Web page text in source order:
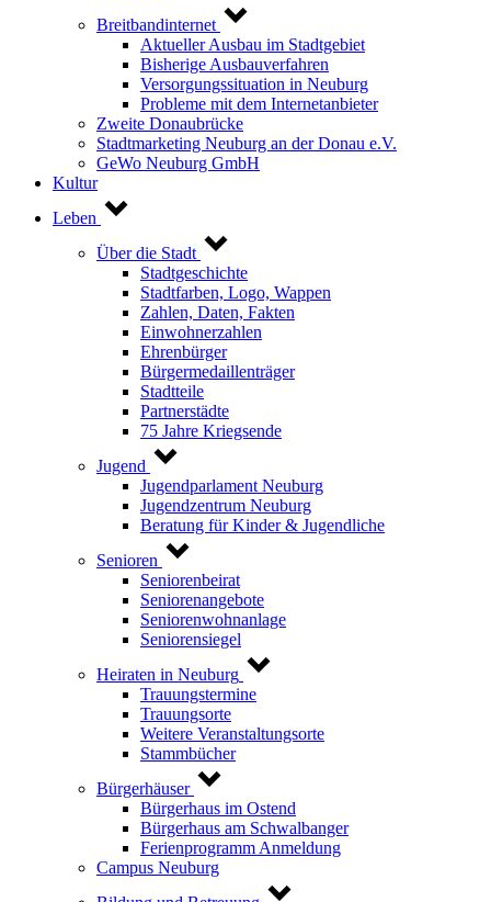
Breitbandinternet
Aktueller Ausbau im Stadtgebiet
Bisherige Ausbauverfahren
Versorgungssituation in Neuburg
Probleme mit dem Internetanbieter
Zweite Donaubrücke
Stadtmarketing Neuburg an der Donau e.V.
GeWo Neuburg GmbH
Kultur
Leben
Über die Stadt
Stadtgeschichte
Stadtfarben, Logo, Wappen
Zahlen, Daten, Fakten
Einwohnerzahlen
Ehrenbürger
Bürgermedaillenträger
Stadtteile
Partnerstädte
75 Jahre Kriegsende
Jugend
Jugendparlament Neuburg
Jugendzentrum Neuburg
Beratung für Kinder & Jugendliche
Senioren
Seniorenbeirat
Seniorenangebote
Seniorenwohnanlage
Seniorensiegel
Heiraten in Neuburg
Trauungstermine
Trauungsorte
Weitere Veranstaltungsorte
Stammbücher
Bürgerhäuser
Bürgerhaus im Ostend
Bürgerhaus am Schwalbanger
Ferienprogramm Anmeldung
Campus Neuburg